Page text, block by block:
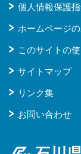
個人情報保護
ホームページ
このサイトの
サイトマップ
リンク集
お問い合わせ